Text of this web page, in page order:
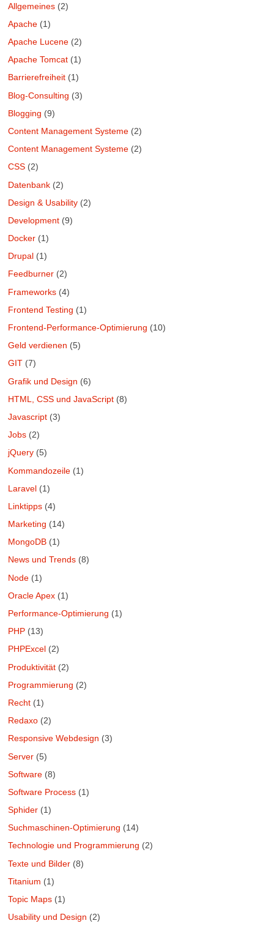
Allgemeines (2)
Apache (1)
Apache Lucene (2)
Apache Tomcat (1)
Barrierefreiheit (1)
Blog-Consulting (3)
Blogging (9)
Content Management Systeme (2)
Content Management Systeme (2)
CSS (2)
Datenbank (2)
Design & Usability (2)
Development (9)
Docker (1)
Drupal (1)
Feedburner (2)
Frameworks (4)
Frontend Testing (1)
Frontend-Performance-Optimierung (10)
Geld verdienen (5)
GIT (7)
Grafik und Design (6)
HTML, CSS und JavaScript (8)
Javascript (3)
Jobs (2)
jQuery (5)
Kommandozeile (1)
Laravel (1)
Linktipps (4)
Marketing (14)
MongoDB (1)
News und Trends (8)
Node (1)
Oracle Apex (1)
Performance-Optimierung (1)
PHP (13)
PHPExcel (2)
Produktivität (2)
Programmierung (2)
Recht (1)
Redaxo (2)
Responsive Webdesign (3)
Server (5)
Software (8)
Software Process (1)
Sphider (1)
Suchmaschinen-Optimierung (14)
Technologie und Programmierung (2)
Texte und Bilder (8)
Titanium (1)
Topic Maps (1)
Usability und Design (2)